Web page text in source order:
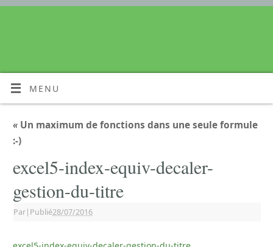
MENU
« Un maximum de fonctions dans une seule formule
:-)
excel5-index-equiv-decaler-
gestion-du-titre
Par| Publié28/07/2016